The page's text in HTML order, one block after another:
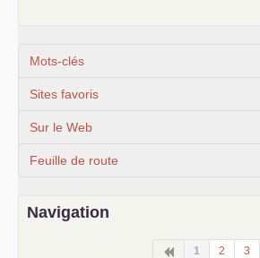
Mots-clés
Sites favoris
Sur le Web
Feuille de route
Navigation
1 2 3